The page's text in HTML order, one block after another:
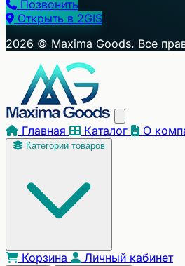
Позвонить
+
−
Открыть в 2GIS
2026 © Maxima Goods. Все
Главная Каталог О
Категории товаров
Корзина Личный кабинет